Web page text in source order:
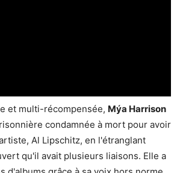
et multi-récompensée, Mýa Harrison
condamnée à mort pour avoir
Al Lipschitz, en l'étranglant
qu'il avait plusieurs liaisons. Elle a